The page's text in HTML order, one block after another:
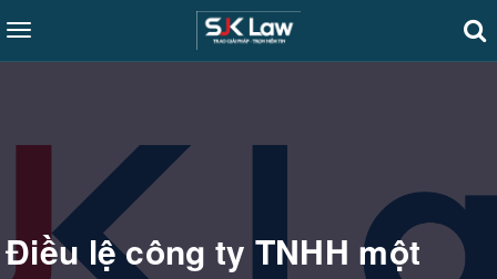
Toggle
navigation
Điều lệ công ty TNHH một